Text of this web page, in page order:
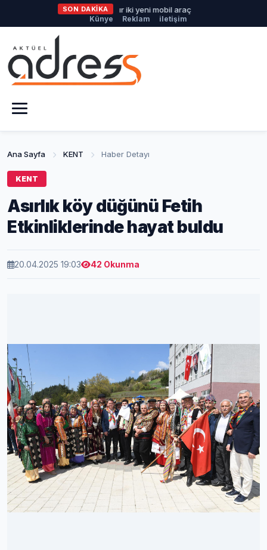
SON DAKİKA
afetlere hazır iki yeni mobil araç
Künye Reklam iletişim
Ana Sayfa KENT Haber Detayı
KENT
Asırlık köy düğünü Fetih
Etkinliklerinde hayat buldu
20.04.2025 19:03 42 Okunma